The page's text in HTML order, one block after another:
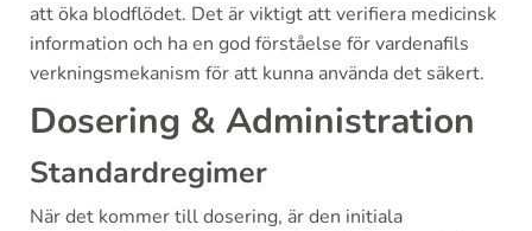
att öka blodflödet. Det är viktigt att verifiera medicinsk
information och ha en god förståelse för vardenafils
verkningsmekanism för att kunna använda det säkert.
Dosering & Administration
Standardregimer
När det kommer till dosering, är den initiala